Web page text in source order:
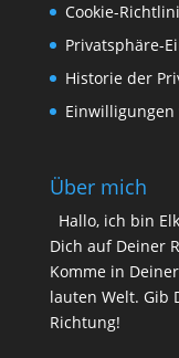
Cookie-
Privatsphäre-
Historie der
Über mich
Hallo, ich bin
Dich auf Deiner
Komme in
lauten Welt. Gib
Richtung!